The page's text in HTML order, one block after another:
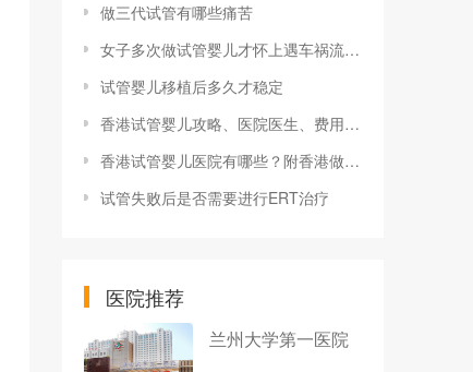
做三代试管有哪些痛苦
女子多次做试管婴儿才怀上遇车祸流产，法官详解为何网约车平台担全责
试管婴儿移植后多久才稳定
香港试管婴儿攻略、医院医生、费用流程
香港试管婴儿医院有哪些？附香港做试管最好的医院排名清单！
试管失败后是否需要进行ERT治疗
医院推荐
兰州大学第一医院